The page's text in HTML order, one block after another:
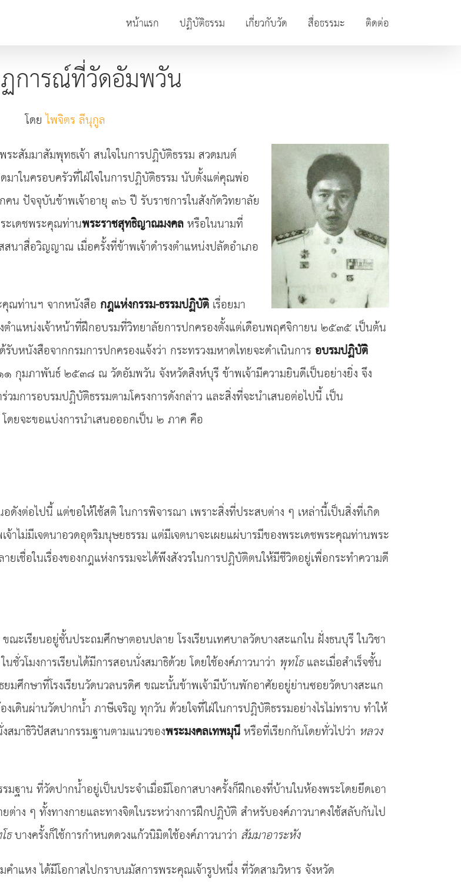
หน้าแรก ปฏิบัติธรรม เกี่ยวกับวัด สื่อธรรมะ ติดต่อ
การณ์ที่วัดอัมพวัน
โดยไพจิตร ลีนุกูล
ะสัมมาสัมพุทธเจ้า สนใจในการปฏิบัติธรรม สวดมนต์
มาในครอบครัวที่ใฝ่ใจในการปฏิบัติธรรม นับตั้งแต่คุณพ่อ
น ปัจจุบันข้าพเจ้าอายุ ๓๖ ปี รับราชการในสังกัดวิทยาลัย
ะเดชพระคุณท่านพระราชสุทธิญาณมงคลหรือในนามที่
าสื่อวิญญาณ เมื่อครั้งที่ข้าพเจ้าดำรงตำแหน่งปลัดอำเภอ
ณท่านฯ จากหนังสือ กฎแห่งกรรม-ธรรมปฏิบัติเรื่อยมา
ตำแหน่งเจ้าหน้าที่ฝึกอบรมที่วิทยาลัยการปกครองตั้งแต่เดือนพฤศจิกายน ๒๕๓๕ เป็นต้น
นังสือจากกรมการปกครองแจ้งว่า กระทรวงมหาดไทยจะดำเนินการอบรมปฏิบัติ
กุมภาพันธ์ ๒๕๓๘ ณ วัดอัมพวัน จังหวัดสิงห์บุรี ข้าพเจ้ามีความยินดีเป็นอย่างยิ่ง จึง
มการอบรมปฏิบัติธรรมตามโครงการดังกล่าว และสิ่งที่จะนำเสนอต่อไปนี้ เป็น
ดยจะขอแบ่งการนำเสนอออกเป็น ๒ ภาค คือ
ดังต่อไปนี้ แต่ขอให้ใช้สติ ในการพิจารณา เพราะสิ่งที่ประสบต่าง ๆ เหล่านี้เป็นสิ่งที่เกิด
าไม่มีเจตนาอวดอุตริมนุษยธรรม แต่มีเจตนาจะเผยแผ่บารมีของพระเดชพระคุณท่านพระ
ชื่อในเรื่องของกฎแห่งกรรมจะได้พึงสังวรในการปฏิบัติตนให้มีชีวิตอยู่เพื่อกระทำความดี
ะเรียนอยู่ชั้นประถมศึกษาตอนปลาย โรงเรียนเทศบาลวัดบางสะแกใน ฝั่งธนบุรี ในวิชา
วโมงการเรียนได้มีการสอนนั่งสมาธิด้วย โดยใช้องค์ภาวนาว่า พุทโธและเมื่อสำเร็จชั้น
มศึกษาที่โรงเรียนวัดนวลนรดิศ ขณะนั้นข้าพเจ้ามีบ้านพักอาศัยอยู่ย่านซอยวัดบางสะแก
เดินผ่านวัดปากน้ำ ภาษีเจริญ ทุกวัน ด้วยใจที่ใฝ่ในการปฏิบัติธรรมอย่างไรไม่ทราบ ทำให้
สมาธิวิปัสสนากรรมฐานตามแนวของพระมงคลเทพมุนีหรือที่เรียกกันโดยทั่วไปว่า หลวง
าน ที่วัดปากน้ำอยู่เป็นประจำเมื่อมีโอกาสบางครั้งก็ฝึกเองที่บ้านในห้องพระโดยยึดเอา
าง ๆ ทั้งทางกายและทางจิตในระหว่างการฝึกปฏิบัติ สำหรับองค์ภาวนาคงใช้สลับกันไป
ธบางครั้งก็ใช้การกำหนดดวงแก้วนิมิตใช้องค์ภาวนาว่า สัมมาอาระหัง
แหง ได้มีโอกาสไปกราบนมัสการพระคุณเจ้ารูปหนึ่ง ที่วัดสามวิหาร จังหวัด